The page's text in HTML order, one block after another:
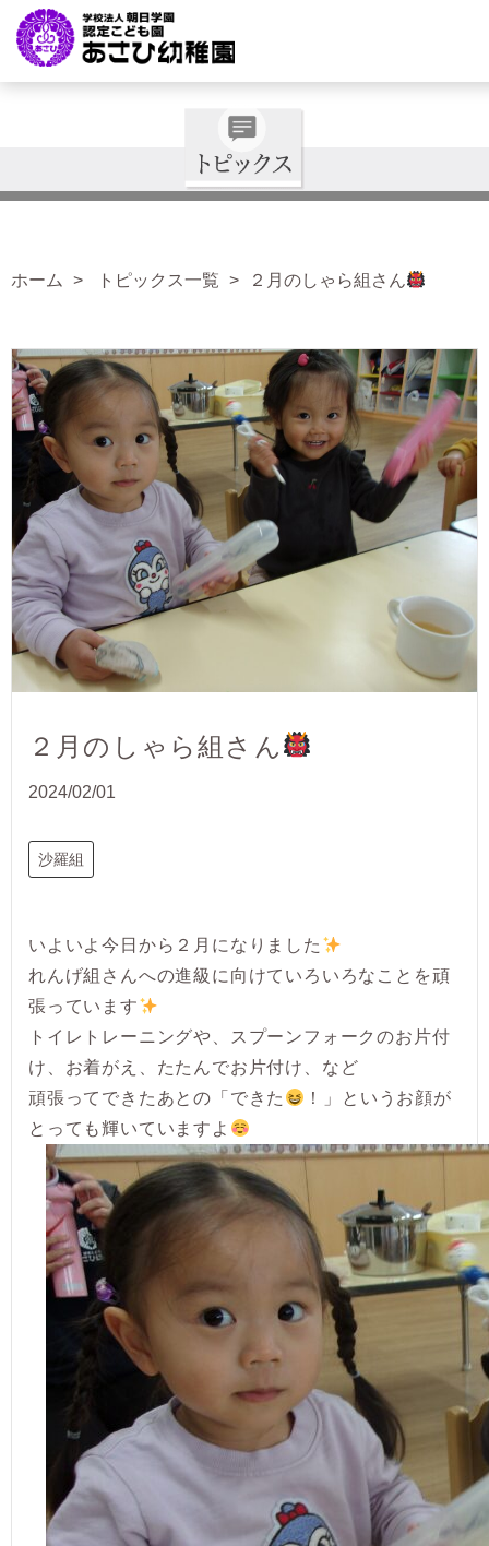
ホーム トピックス一覧 ２月のしゃら組さん
２月のしゃら組さん
2024/02/01
沙羅組
いよいよ今日から２月になりました
れんげ組さんへの進級に向けていろいろなことを頑
張っています
トイレトレーニングや、スプーンフォークのお片付
け、お着がえ、たたんでお片付け、など
頑張ってできたあとの「できた
！」というお顔が
とっても輝いていますよ